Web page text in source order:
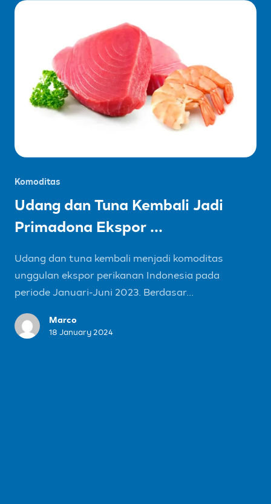
Komoditas
Udang dan Tuna Kembali Jadi
Primadona Ekspor ...
Udang dan tuna kembali menjadi komoditas
unggulan ekspor perikanan Indonesia pada
periode Januari-Juni 2023. Berdasar...
Marco
18 January 2024